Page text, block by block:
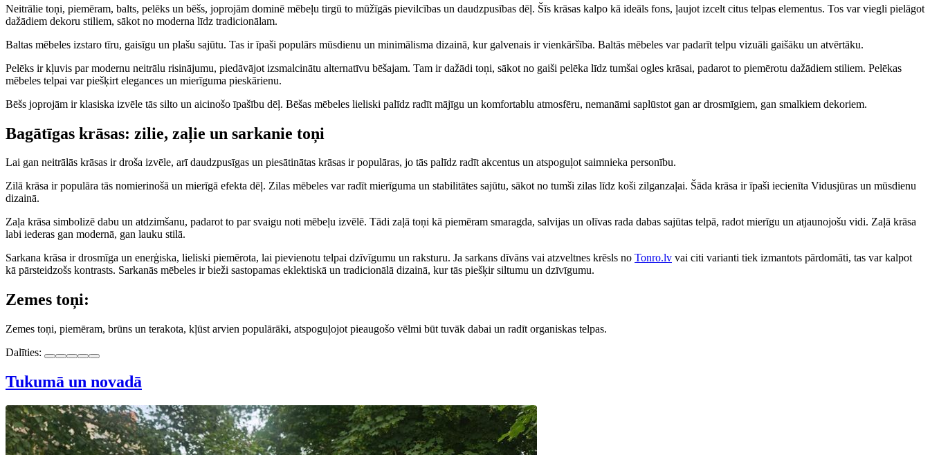
Neitrālie toņi, piemēram, balts, pelēks un bēšs, joprojām dominē mēbeļu tirgū to mūžīgās pievilcības un daudzpusības dēļ. Šīs krāsas kalpo kā ideāls fons, ļaujot izcelt citus telpas elementus. Tos var viegli pielāgot
dažādiem dekoru stiliem, sākot no moderna līdz tradicionālam.
Baltas mēbeles izstaro tīru, gaisīgu un plašu sajūtu. Tas ir īpaši populārs mūsdienu un minimālisma dizainā, kur galvenais ir vienkāršība. Baltās mēbeles var padarīt telpu vizuāli gaišāku un atvērtāku.
Pelēks ir kļuvis par modernu neitrālu risinājumu, piedāvājot izsmalcinātu alternatīvu bēšajam. Tam ir dažādi toņi, sākot no gaiši pelēka līdz tumšai ogles krāsai, padarot to piemērotu dažādiem stiliem. Pelēkas
mēbeles telpai var piešķirt elegances un mierīguma pieskārienu.
Bēšs joprojām ir klasiska izvēle tās silto un aicinošo īpašību dēļ. Bēšas mēbeles lieliski palīdz radīt mājīgu un komfortablu atmosfēru, nemanāmi saplūstot gan ar drosmīgiem, gan smalkiem dekoriem.
Bagātīgas krāsas: zilie, zaļie un sarkanie toņi
Lai gan neitrālās krāsas ir droša izvēle, arī daudzpusīgas un piesātinātas krāsas ir populāras, jo tās palīdz radīt akcentus un atspoguļot saimnieka personību.
Zilā krāsa ir populāra tās nomierinošā un mierīgā efekta dēļ. Zilas mēbeles var radīt mierīguma un stabilitātes sajūtu, sākot no tumši zilas līdz koši zilganzaļai. Šāda krāsa ir īpaši iecienīta Vidusjūras un mūsdienu
dizainā.
Zaļa krāsa simbolizē dabu un atdzimšanu, padarot to par svaigu noti mēbeļu izvēlē. Tādi zaļā toņi kā piemēram smaragda, salvijas un olīvas rada dabas sajūtas telpā, radot mierīgu un atjaunojošu vidi. Zaļā krāsa
labi iederas gan modernā, gan lauku stilā.
Sarkana krāsa ir drosmīga un enerģiska, lieliski piemērota, lai pievienotu telpai dzīvīgumu un raksturu. Ja sarkans dīvāns vai atzveltnes krēsls no Tonro.lv vai citi varianti tiek izmantots pārdomāti, tas var kalpot
kā pārsteidzošs kontrasts. Sarkanās mēbeles ir bieži sastopamas eklektiskā un tradicionālā dizainā, kur tās piešķir siltumu un dzīvīgumu.
Zemes toņi:
Zemes toņi, piemēram, brūns un terakota, kļūst arvien populārāki, atspoguļojot pieaugošo vēlmi būt tuvāk dabai un radīt organiskas telpas.
Dalīties:
Tukumā un novadā